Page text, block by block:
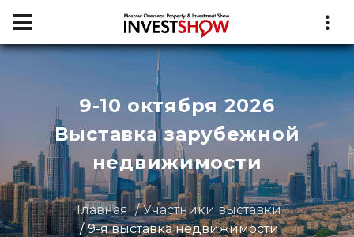
9-10 октября 2026
Выставка зарубежной
недвижимости
Главная
Участники выставки
9-я выставка недвижимости